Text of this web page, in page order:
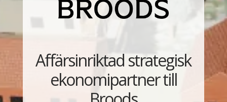
Affärsinriktad strategisk
ekonomipartner till